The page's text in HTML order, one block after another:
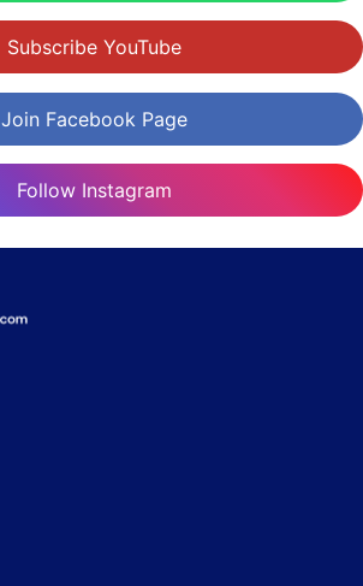
Subscribe YouTube
Join Facebook Page
Follow Instagram